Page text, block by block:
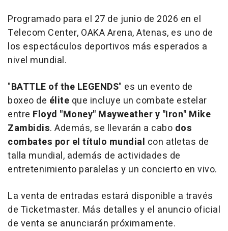
Programado para el 27 de junio de 2026 en el
Telecom Center, OAKA Arena, Atenas, es uno de
los espectáculos deportivos más esperados a
nivel mundial.
"BATTLE of the LEGENDS" es un evento de
boxeo de élite que incluye un combate estelar
entre Floyd "Money" Mayweather y "Iron" Mike
Zambidis. Además, se llevarán a cabo dos
combates por el título mundial con atletas de
talla mundial, además de actividades de
entretenimiento paralelas y un concierto en vivo.
La venta de entradas estará disponible a través
de Ticketmaster. Más detalles y el anuncio oficial
de venta se anunciarán próximamente.